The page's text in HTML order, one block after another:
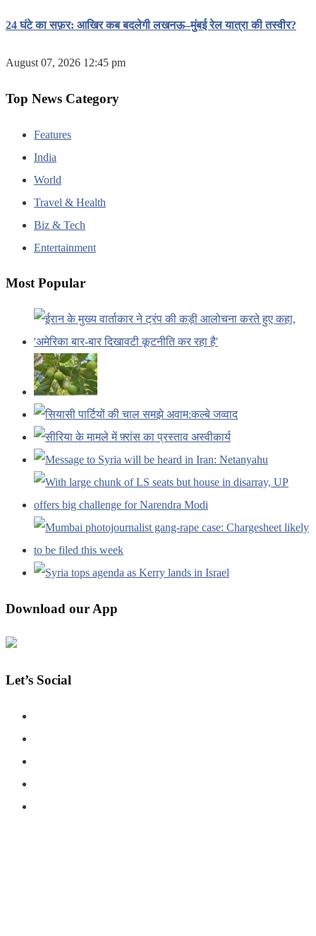
24 घंटे का सफ़र: आखिर कब बदलेगी लखनऊ–मुंबई रेल यात्रा की तस्वीर?
August 07, 2026 12:45 pm
Top News Category
Features
India
World
Travel & Health
Biz & Tech
Entertainment
Most Popular
Download our App
Let’s Social